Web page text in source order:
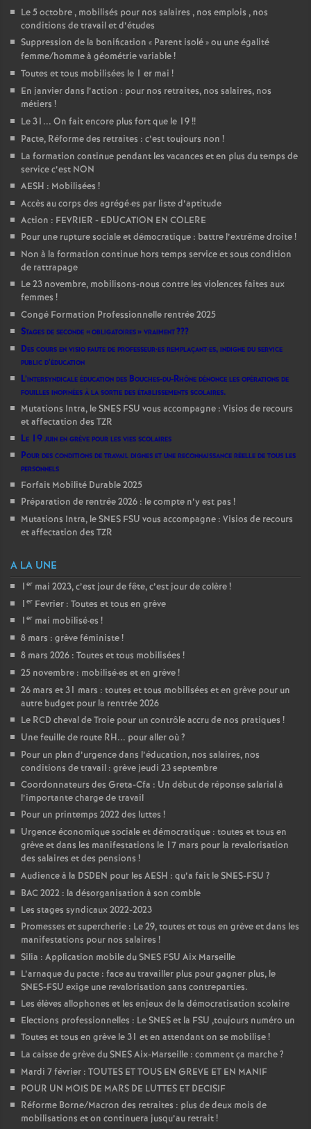
Le 5 octobre , mobilisés pour nos salaires , nos emplois , nos
conditions de travail et d’études
Suppression de la bonification « Parent isolé» ou une égalité
femme/homme à géométrie variable!
Toutes et tous mobilisées le 1 er mai !
En janvier dans l’action : pour nos retraites, nos salaires, nos
métiers !
Le 31... On fait encore plus fort que le 19!!
Pacte, Réforme des retraites : c’est toujours non !
La formation continue pendant les vacances et en plus du temps de
service c’est NON
AESH : Mobilisées !
Accès au corps des agrégé·es par liste d’aptitude
Action : FEVRIER - EDUCATION EN COLERE
Pour une rupture sociale et démocratique : battre l’extrême droite!
Non à la formation continue hors temps service et sous condition
de rattrapage
Le 23 novembre, mobilisons-nous contre les violences faites aux
femmes !
Congé Formation Professionnelle rentrée 2025
Stages de seconde «obligatoires» vraiment???
Des cours en visio faute de professeur·es remplaçant·es, indigne du service
public d’éducation
L’intersyndicale éducation des Bouches-du-Rhône dénonce les opérations de
fouilles inopinées à la sortie des établissements scolaires.
Mutations Intra, le SNES FSU vous accompagne : Visios de recours
et affectation des TZR
Le 19 juin en grève pour les vies scolaires
Pour des conditions de travail dignes et une reconnaissance réelle de tous les
personnels
Forfait Mobilité Durable 2025
Préparation de rentrée 2026 : le compte n’y est pas !
Mutations Intra, le SNES FSU vous accompagne : Visios de recours
et affectation des TZR
A LA UNE
1 er mai 2023, c’est jour de fête, c’est jour de colère!
1 er Fevrier : Toutes et tous en grève
1 er mai mobilisé·es !
8 mars : grève féministe!
8 mars 2026 : Toutes et tous mobilisées !
25 novembre : mobilisé·es et en grève!
26 mars et 31 mars : toutes et tous mobilisées et en grève pour un
autre budget pour la rentrée 2026
Le RCD cheval de Troie pour un contrôle accru de nos pratiques !
Une feuille de route RH... pour aller où?
Pour un plan d’urgence dans l’éducation, nos salaires, nos
conditions de travail : grève jeudi 23 septembre
Coordonnateurs des Greta-Cfa : Un début de réponse salarial à
l’importante charge de travail
Pour un printemps 2022 des luttes !
Urgence économique sociale et démocratique : toutes et tous en
grève et dans les manifestations le 17 mars pour la revalorisation
des salaires et des pensions !
Audience à la DSDEN pour les AESH : qu’a fait le SNES-FSU ?
BAC 2022 : la désorganisation à son comble
Les stages syndicaux 2022-2023
Promesses et supercherie : Le 29, toutes et tous en grève et dans les
manifestations pour nos salaires !
Silia : Application mobile du SNES FSU Aix Marseille
L’arnaque du pacte : face au travailler plus pour gagner plus, le
SNES-FSU exige une revalorisation sans contreparties.
Les élèves allophones et les enjeux de la démocratisation scolaire
Elections professionnelles : Le SNES et la FSU ,toujours numéro un
Toutes et tous en grève le 31 et en attendant on se mobilise!
La caisse de grève du SNES Aix-Marseille : comment ça marche?
Mardi 7 février : TOUTES ET TOUS EN GREVE ET EN MANIF
POUR UN MOIS DE MARS DE LUTTES ET DECISIF
Réforme Borne/Macron des retraites : plus de deux mois de
mobilisations et on continuera jusqu’au retrait!